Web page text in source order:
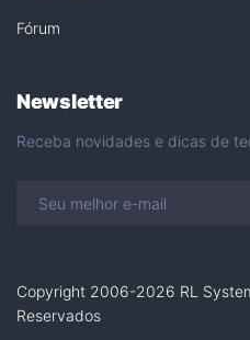
Fórum
Newsletter
Receba novidades e dicas de
Copyright 2006-2026 RL
Reservados